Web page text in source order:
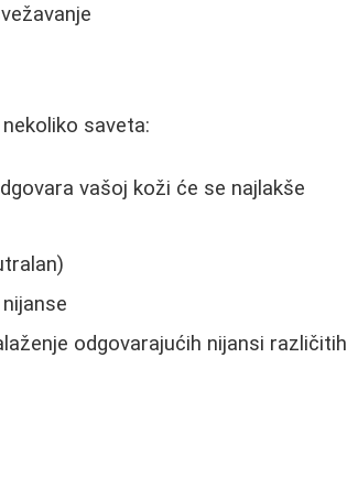
saveta:
vašoj koži će se najlakše
odgovarajućih nijansi različitih